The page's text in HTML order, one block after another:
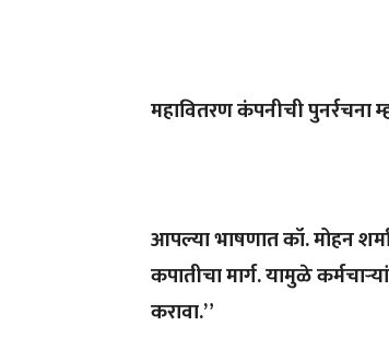
महावितरण कंपनीची पुनर्रचना
आपल्या भाषणात कॉ. मोहन
कपातीचा मार्ग. यामुळे
करावा.”